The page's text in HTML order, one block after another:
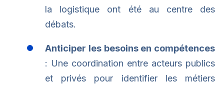
la logistique ont été au centre des
débats.
Anticiper les besoins en compétences
: Une coordination entre acteurs publics
et privés pour identifier les métiers